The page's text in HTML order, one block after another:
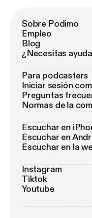
Sobre Podimo
Empleo
Blog
¿Necesitas
Para podcasters
Iniciar sesión
Preguntas
Normas de la
Escuchar en
Escuchar en
Escuchar en la
Instagram
Tiktok
Youtube